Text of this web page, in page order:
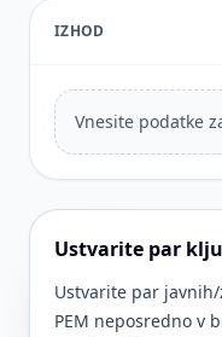
IZHOD
Vnesite podatke
Ustvarite par
Ustvarite par
PEM neposredno v